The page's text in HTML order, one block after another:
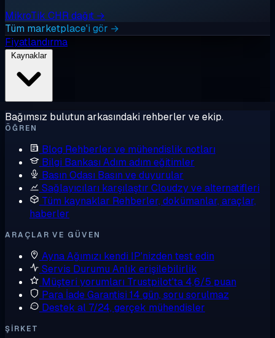
MikroTik CHR dağıt →
Tüm marketplace'i gör →
Fiyatlandırma
Kaynaklar
Bağımsız bulutun arkasındaki rehberler ve ekip.
ÖĞREN
Blog Rehberler ve mühendislik notları
Bilgi Bankası Adım adım eğitimler
Basın Odası Basın ve duyurular
Sağlayıcıları karşılaştır Cloudzy ve alternatifleri
Tüm kaynaklar Rehberler, dokümanlar, araçlar,
haberler
ARAÇLAR VE GÜVEN
AynaAğımızı kendi IP'nizden test edin
Servis Durumu Anlık erişilebilirlik
Müşteri yorumları Trustpilot'ta 4,6/5 puan
Para İade Garantisi 14 gün, soru sorulmaz
Destek al 7/24, gerçek mühendisler
ŞIRKET